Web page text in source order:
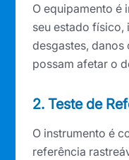
O equipamento é
seu estado
desgastes,
possam afetar o
2. Teste de
O instrumento é
referência